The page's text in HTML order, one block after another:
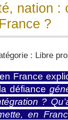
nation :
?
: Libre
France
défiance
?
en